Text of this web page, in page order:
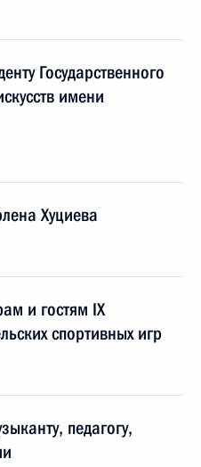
Государственного
имени
Хуциева
и гостям IX
спортивных игр
педагогу,